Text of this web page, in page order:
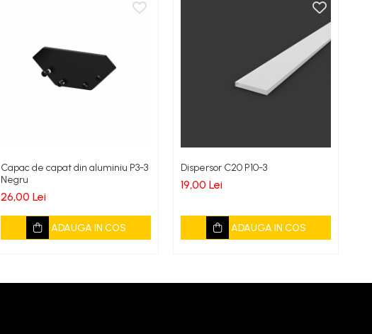
Capac de capat din aluminiu P3-3
Negru
26,00 Lei
ADAUGA IN COS
Dispersor C20 P10-3
19,00 Lei
ADAUGA IN COS